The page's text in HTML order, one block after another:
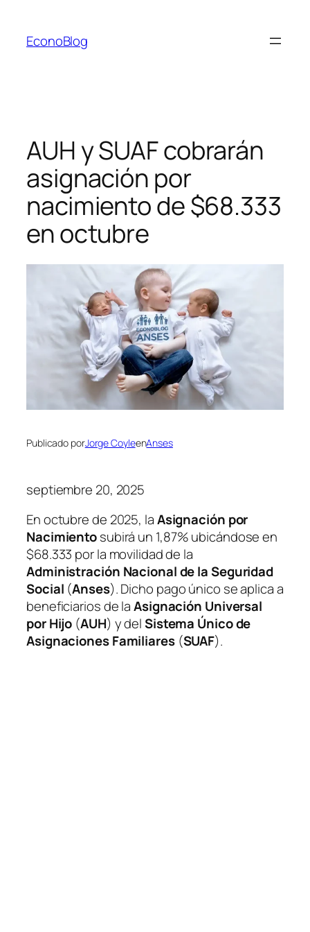
contenido
EconoBlog
AUH y SUAF cobrarán
asignación por
nacimiento de $68.333
en octubre
Publicado porJorge CoyleenAnses
septiembre 20, 2025
En octubre de 2025, laAsignación por
Nacimientosubirá un 1,87% ubicándose en
$68.333 por la movilidad de la
Administración Nacional de la Seguridad
Social (Anses). Dicho pago único se aplica a
beneficiarios de laAsignación Universal
por Hijo (AUH) y delSistema Único de
Asignaciones Familiares(SUAF).